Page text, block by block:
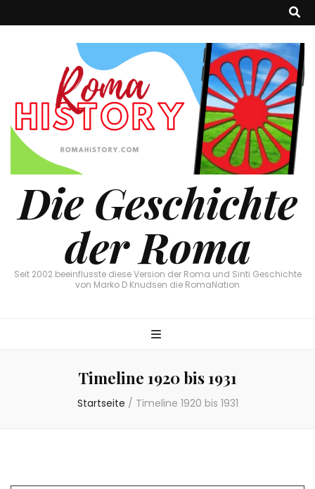
Die Geschichte
der Roma
Seit 2002 beeinflusste diese Version der Roma und Sinti Geschichte
von Marko D Knudsen die RomaNation
Timeline 1920 bis 1931
Startseite / Timeline 1920 bis 1931